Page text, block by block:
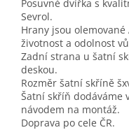
Posuvné dvířka s
Sevrol.
Hrany jsou olemované
životnost a odolnost
Zadní strana u šatní
deskou.
Rozměr šatní skříně
Šatní skříň dodáváme
návodem na montáž.
Doprava po cele ČR.